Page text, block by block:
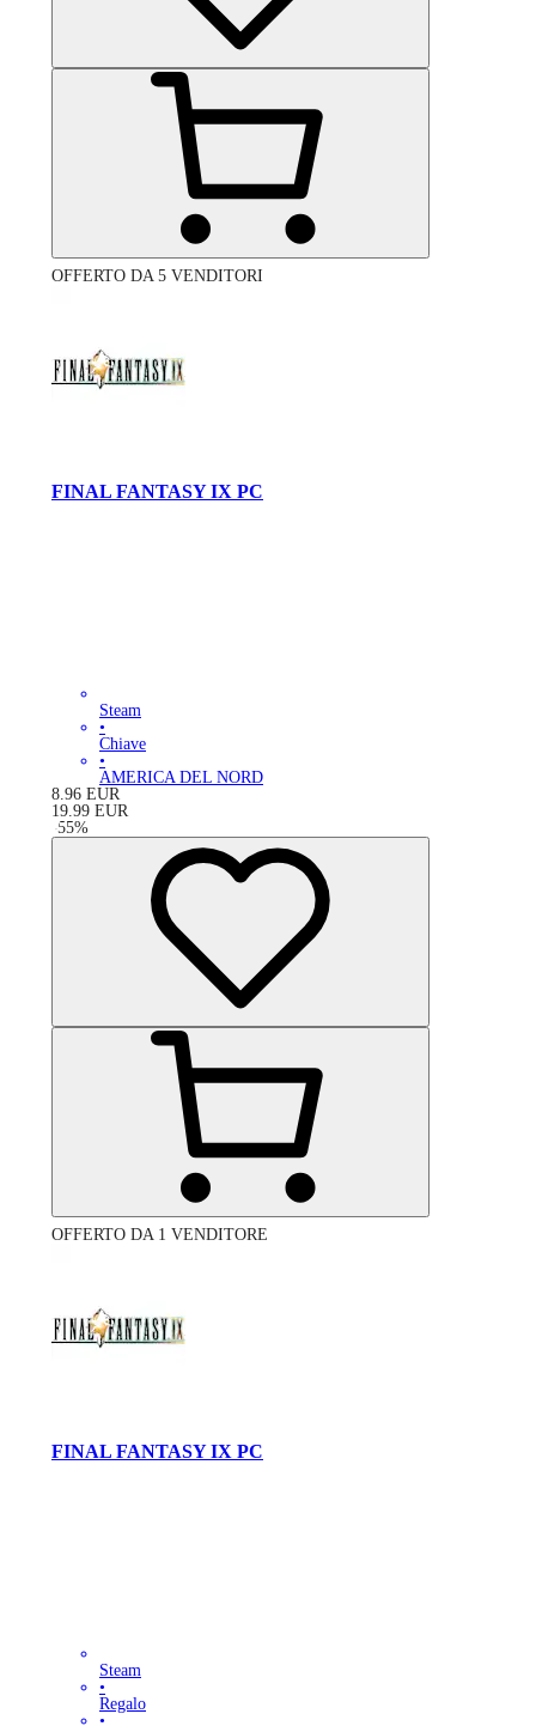
OFFERTO DA 5 VENDITORI
FINAL FANTASY IX PC
Steam
•
Chiave
•
AMERICA DEL NORD
8.96 EUR
19.99 EUR
-55%
OFFERTO DA 1 VENDITORE
FINAL FANTASY IX PC
Steam
•
Regalo
•